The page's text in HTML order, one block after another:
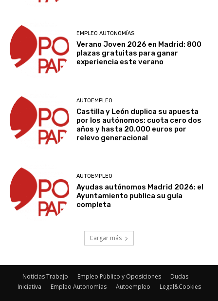
EMPLEO AUTONOMÍAS
Verano Joven 2026 en Madrid: 800
plazas gratuitas para ganar
experiencia este verano
AUTOEMPLEO
Castilla y León duplica su apuesta
por los autónomos: cuota cero dos
años y hasta 20.000 euros por
relevo generacional
AUTOEMPLEO
Ayudas autónomos Madrid 2026: el
Ayuntamiento publica su guía
completa
Cargar más
Noticias Trabajo Empleo Público y Oposiciones
Dudas
Iniciativa
Empleo Autonomías Autoempleo Legal&Cookies